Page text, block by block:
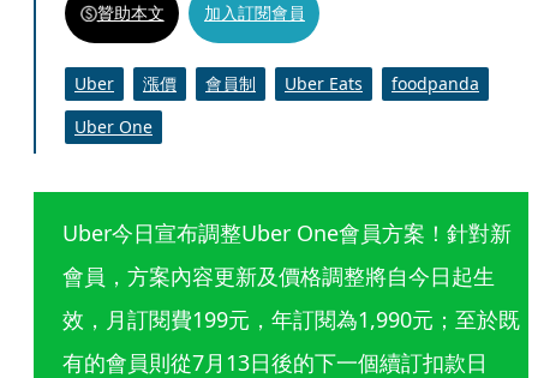
贊助本文 加入訂閱會員
Uber 漲價 會員制 Uber Eats
foodpanda
Uber One
Uber今日宣布調整Uber One會員方案！針對新
會員，方案內容更新及價格調整將自今日起生
效，月訂閱費199元，年訂閱為1,990元；至於既
有的會員則從7月13日後的下一個續訂扣款日